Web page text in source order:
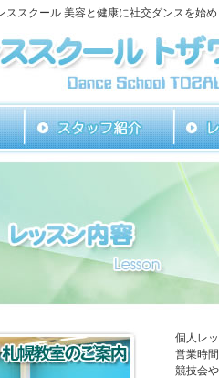
スクール 美容と健康に社交ダンスを始め
個人レ
営業時
競技会